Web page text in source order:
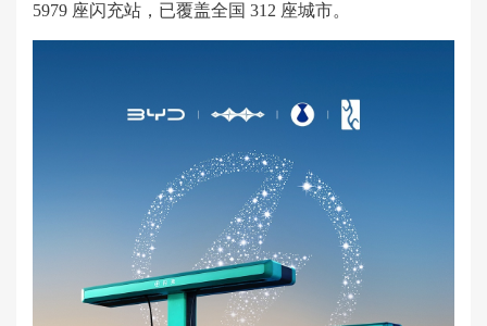
5979 座闪充站，已覆盖全国 312 座城市。